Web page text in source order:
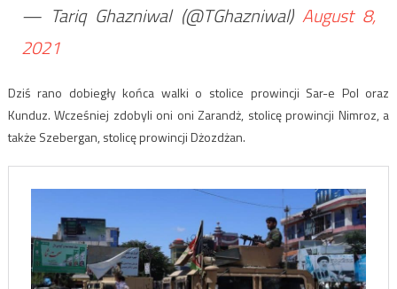
— Tariq Ghazniwal (@TGhazniwal) August 8,
2021
Dziś rano dobiegły końca walki o stolice prowincji Sar-e Pol oraz
Kunduz. Wcześniej zdobyli oni oni Zarandż, stolicę prowincji Nimroz, a
także Szebergan, stolicę prowincji Dżozdżan.